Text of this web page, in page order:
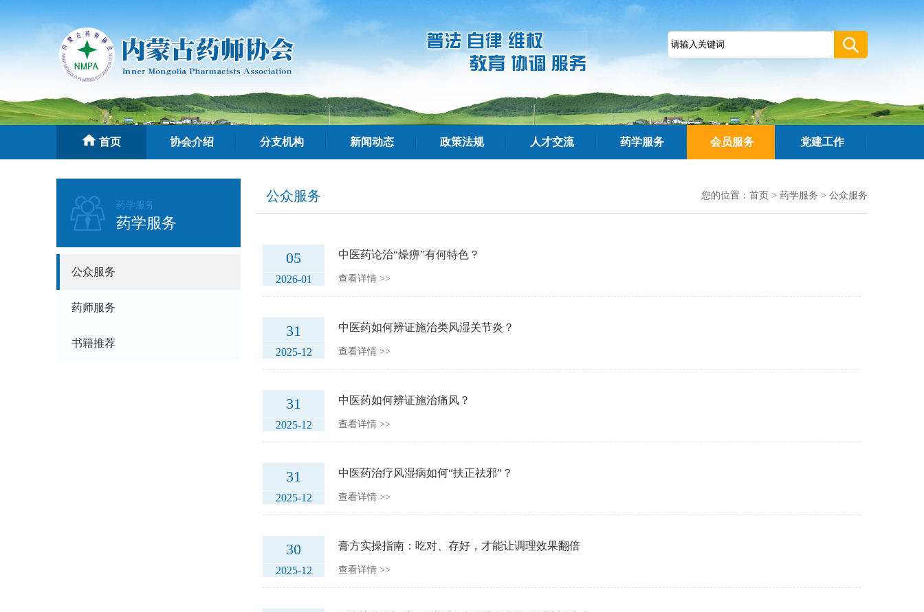
首页 协会介绍 分支机构 新闻动态 政策法规 人才交流 药学服务 会员服务 党建工作
药学服务
药学服务
公众服务
药师服务
书籍推荐
公众服务 您的位置： 首页 > 药学服务 > 公众服务
05
2026-01
中医药论治“燥痹”有何特色？
查看详情 >>
31
2025-12
中医药如何辨证施治类风湿关节炎？
查看详情 >>
31
2025-12
中医药如何辨证施治痛风？
查看详情 >>
31
2025-12
中医药治疗风湿病如何“扶正祛邪”？
查看详情 >>
30
2025-12
膏方实操指南：吃对、存好，才能让调理效果翻倍
查看详情 >>